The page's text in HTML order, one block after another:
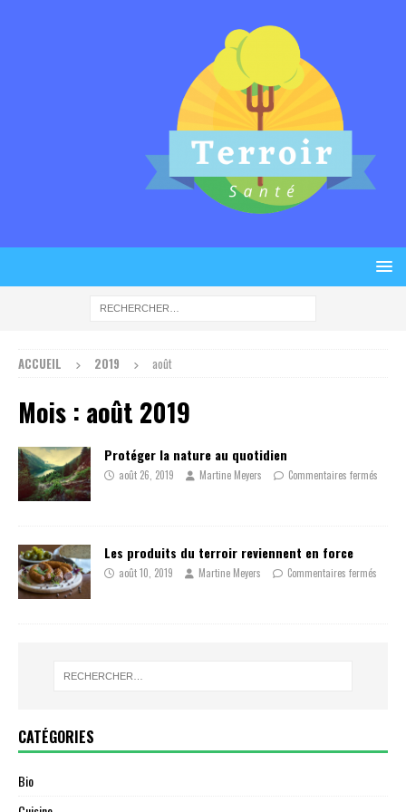
ACCUEIL 2019 août
Mois : août 2019
Protéger la nature au quotidien
août 26, 2019 Martine Meyers Commentaires fermés
Les produits du terroir reviennent en force
août 10, 2019 Martine Meyers Commentaires fermés
CATÉGORIES
Bio